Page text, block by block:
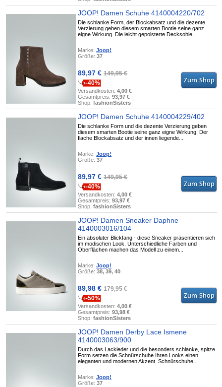
JOOP! Damen Schuhe 4140004220/702
Die schlanke Form, der Blockabsatz und die dezente
Verzierung geben diesem smarten Bootie seine ganz
eigne Wirkung. Die leicht gepolsterte Decksohle...
Marke:Joop!
Größe:37
89,97 €149,95 €
-40%
Versandkosten:4,00 €
Gesamtpreis:93,97 €
Shop:fashionSisters
JOOP! Damen Schuhe 4140004229/402
Die schlanke Form und die dezente Verzierung geben
diesem smarten Bootie seine ganz eigne Wirkung. Der
flache Blockabsatz und der innen liegende...
Marke:Joop!
Größe:37
89,97 €149,95 €
-40%
Versandkosten:4,00 €
Gesamtpreis:93,97 €
Shop:fashionSisters
JOOP! Damen Sneaker Daphne
4140003016/104
Ein absoluter Blickfang - diese Sneaker präsentieren sich
im modischen Look. Unterschiedliche Farben und
Oberflächen machen das Modell zu einem...
Marke:Joop!
Größe:38, 39, 40
89,98 €179,95 €
-50%
Versandkosten:4,00 €
Gesamtpreis:93,98 €
Shop:fashionSisters
JOOP! Damen Derby Lace Ismene
4140003063/900
Durch das Lackleder und die besonders schlanke, spitze
Form setzen die Schnürschuhe Ihren Looks einen
eleganten und modernen Akzent. Schnürschuhe...
Marke:Joop!
Größe:37